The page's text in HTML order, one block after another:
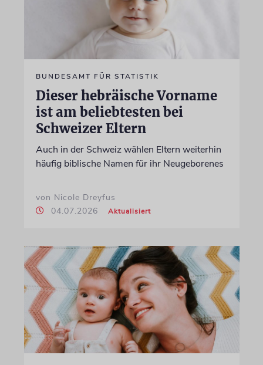
BUNDESAMT FÜR STATISTIK
Dieser hebräische Vorname
ist am beliebtesten bei
Schweizer Eltern
Auch in der Schweiz wählen Eltern weiterhin
häufig biblische Namen für ihr Neugeborenes
von Nicole Dreyfus
04.07.2026
Aktualisiert